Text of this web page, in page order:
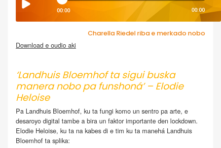
00:00 00:00
Charella Riedel riba e merkado nobo
Download e oudio aki
‘Landhuis Bloemhof ta sigui buska
manera nobo pa funshoná’ – Elodie
Heloise
Pa Landhuis Bloemhof, ku ta fungi komo un sentro pa arte, e
desaroyo digital tambe a bira un faktor importante den lockdown.
Elodie Heloise, ku ta na kabes di e tim ku ta manehá Landhuis
Bloemhof ta splika: